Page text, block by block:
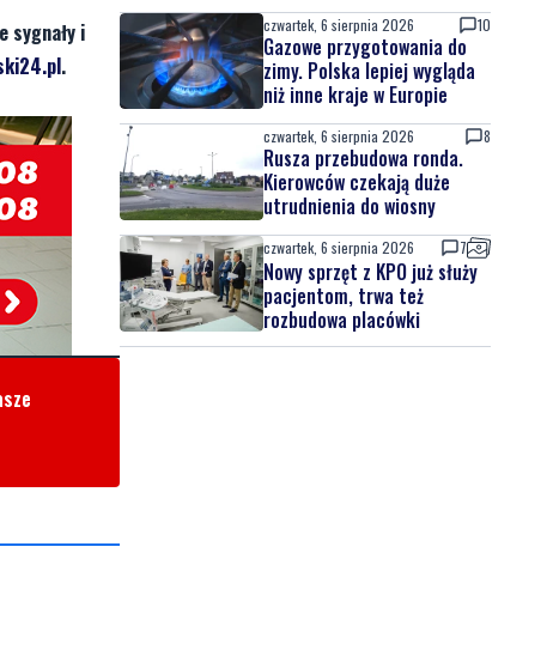
sygnały i
.
czwartek, 6 sierpnia 2026 10
Gazowe przygotowania do
zimy. Polska lepiej wygląda
niż inne kraje w Europie
czwartek, 6 sierpnia 2026 8
Rusza przebudowa ronda.
Kierowców czekają duże
utrudnienia do wiosny
czwartek, 6 sierpnia 2026 7
Nowy sprzęt z KPO już służy
pacjentom, trwa też
rozbudowa placówki